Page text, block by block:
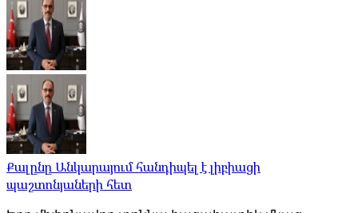
Քալընը Անկարայում հանդիպել է լիբիացի
պաշտոնյաների հետ